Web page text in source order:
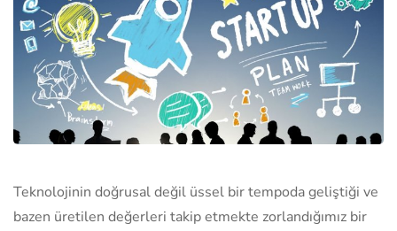
Teknolojinin doğrusal değil üssel bir tempoda geliştiği ve
bazen üretilen değerleri takip etmekte zorlandığımız bir